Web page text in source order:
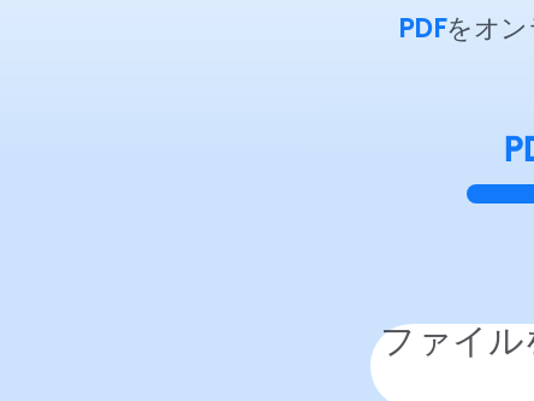
PDFをオ
ファイ